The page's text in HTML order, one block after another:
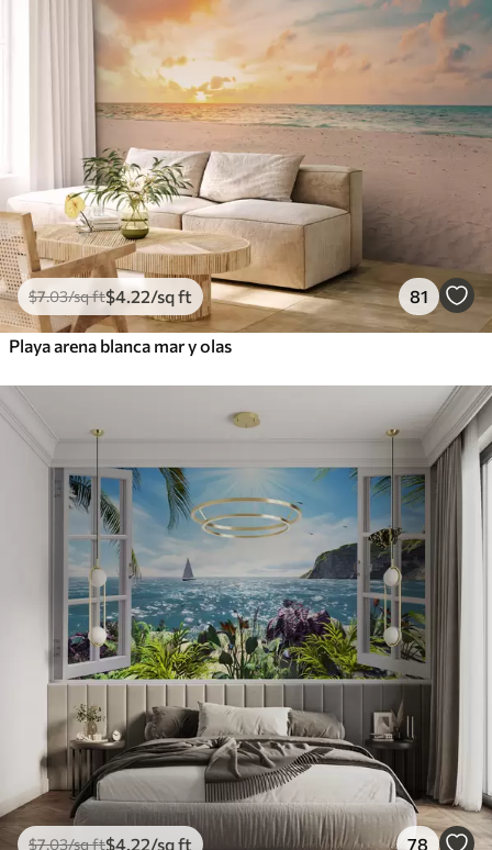
$7.03/sq ft$4.22/sq ft 81
Playa arena blanca mar y olas
$7.03/sq ft$4 .22/sq ft 78